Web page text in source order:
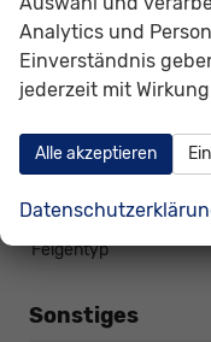
Räder & Technik
Antriebsachse
Fahrwerk- und
Antiblockiersystem
Felgengröße
Felgentyp
Sonstiges
Analytics und
Einverständnis
jederzeit mit
Alle akzeptieren